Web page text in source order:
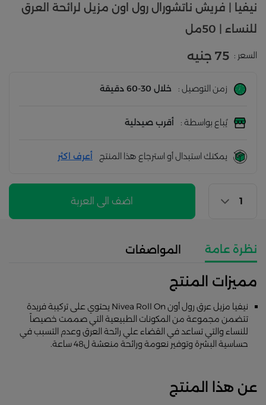
نيفيا | فريش ناتشورال رول اون مزيل لرائحة العرق
للنساء | 50مل
السعر : 75 جنيه
زمن التوصيل : خلال 30-60 دقيقة
يُباع بواسطة : أقرب صيدلية
يمكنك استبدال أو استرجاع هذا المنتج أعرف اكثر
اضف الى العربة
نظرة عامة المواصفات
مميزات المنتج
نيفيا مزيل عرق رول أون Nivea Roll On يحتوي على تركيبة فريدة
تتضمن مجموعة من المكونات الطبيعية التي صممت خصيصاً
للنساء والتي تساعد في القضاء علي رائحة العرق وعدم التسبب في
حساسية البشرة وتوفير نعومة ورائحة منعشة ل48 ساعة.
عن هذا المنتج